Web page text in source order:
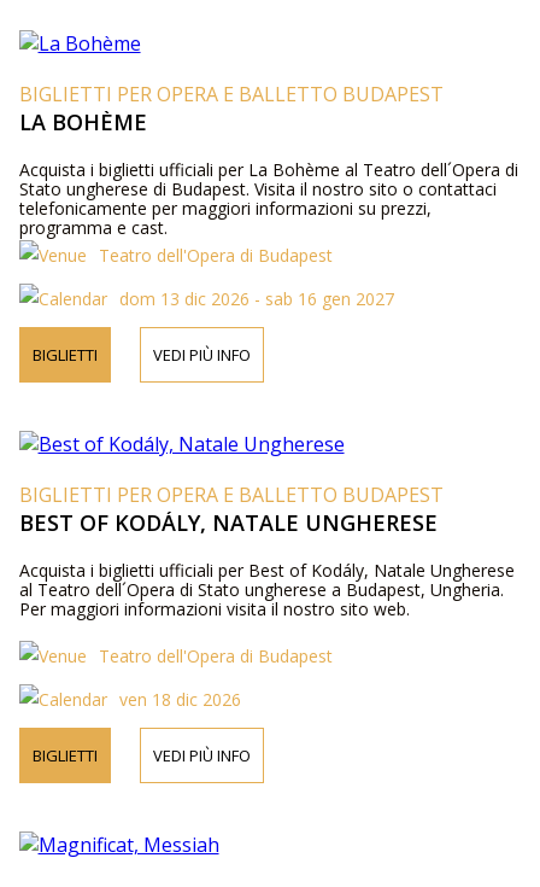
BIGLIETTI PER OPERA E BALLETTO BUDAPEST
LA BOHÈME
Acquista i biglietti ufficiali per La Bohème al Teatro dell´Opera di
Stato ungherese di Budapest. Visita il nostro sito o contattaci
telefonicamente per maggiori informazioni su prezzi,
programma e cast.
Teatro dell'Opera di Budapest
dom 13 dic 2026 - sab 16 gen 2027
BIGLIETTI VEDI PIÙ INFO
BIGLIETTI PER OPERA E BALLETTO BUDAPEST
BEST OF KODÁLY, NATALE UNGHERESE
Acquista i biglietti ufficiali per Best of Kodály, Natale Ungherese
al Teatro dell´Opera di Stato ungherese a Budapest, Ungheria.
Per maggiori informazioni visita il nostro sito web.
Teatro dell'Opera di Budapest
ven 18 dic 2026
BIGLIETTI VEDI PIÙ INFO